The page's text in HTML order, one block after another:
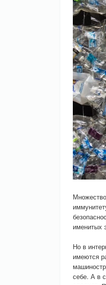
именитых
Но в
имеются
себе. А в